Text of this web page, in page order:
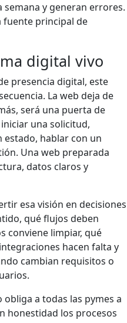
semana y generan errores.
fuente principal de
digital vivo
presencia digital, este
La web deja de
será una puerta de
una solicitud,
hablar con un
Una web preparada
datos claros y
esa visión en decisiones
qué flujos deben
conviene limpiar, qué
hacen falta y
cambian requisitos o
a todas las pymes a
honestidad los procesos